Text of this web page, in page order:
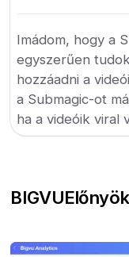
Imádom, hogy a
egyszerűen
hozzáadni a
a Submagic-ot
ha a videóik viral
BIGVU